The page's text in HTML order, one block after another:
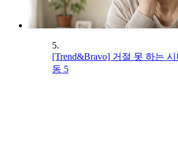
5.
[Trend&Bravo] 거절 못 하는
동 5